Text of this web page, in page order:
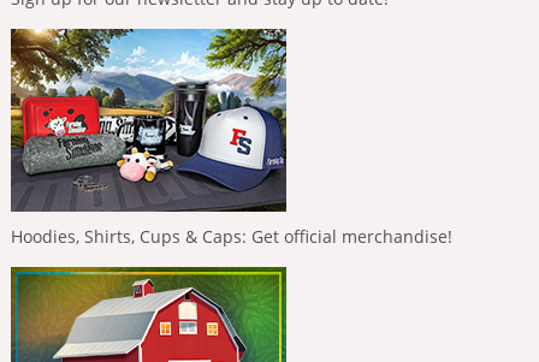
Hoodies, Shirts, Cups & Caps: Get official merchandise!